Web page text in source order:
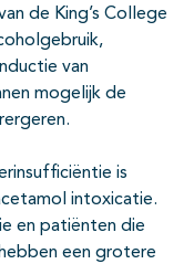
de King’s College
van
mogelijk de
is
intoxicatie.
en patiënten die
een grotere